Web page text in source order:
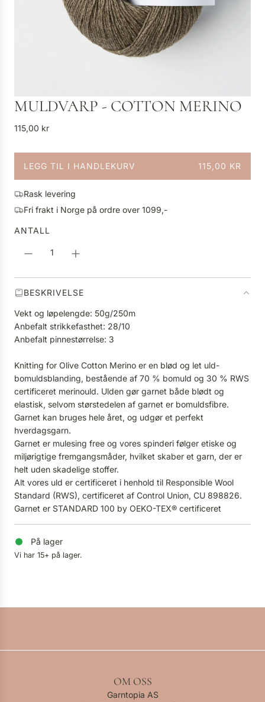
MULDVARP - COTTON MERINO
V
n
i
g
p
i
115,00 kr
LEGG TIL I HANDLEKURV 115,00 KR
L
S
T
R
.
Rask levering
Fri frakt i Norge på ordre over 1099,-
ANTALL
BESKRIVELSE
Vekt og løpelengde: 50g/250m
Anbefalt strikkefasthet: 28/10
Anbefalt pinnestørrelse: 3
Knitting for Olive Cotton Merino er en blød og let uld-
bomuldsblanding, bestående af 70 % bomuld og 30 % RWS
certificeret merinould. Ulden gør garnet både blødt og
elastisk, selvom størstedelen af garnet er bomuldsfibre.
Garnet kan bruges hele året, og udgør et perfekt
hverdagsgarn.
Garnet er mulesing free og vores spinderi følger etiske og
miljørigtige fremgangsmåder, hvilket skaber et garn, der er
helt uden skadelige stoffer.
Alt vores uld er certificeret i henhold til Responsible Wool
Standard (RWS), certificeret af Control Union, CU 898826.
Garnet er STANDARD 100 by OEKO-TEX® certificeret
På lager
Vi har 15+ på lager.
OM OSS
Garntopia AS